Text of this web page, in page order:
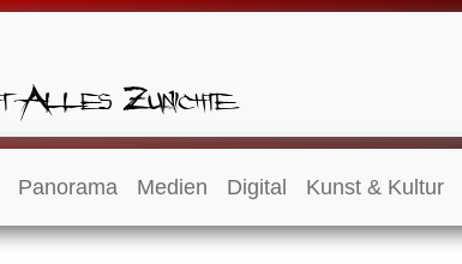
Panorama Medien Digital Kunst & Kultur